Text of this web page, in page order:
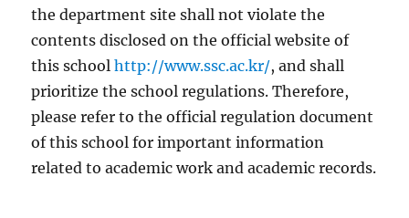
the department site shall not violate the
contents disclosed on the official website of
this schoolhttp://www.ssc.ac.kr/, and shall
prioritize the school regulations. Therefore,
please refer to the official regulation document
of this school for important information
related to academic work and academic records.